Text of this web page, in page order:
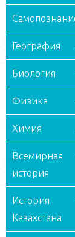
География
Биология
Физика
Химия
Всемирная
история
История
Казахстана